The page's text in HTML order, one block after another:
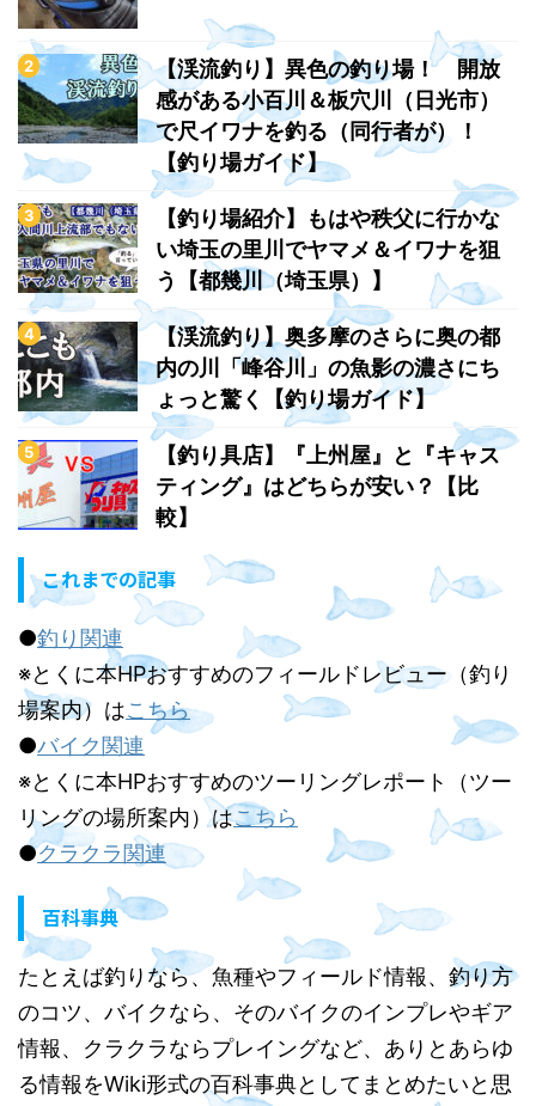
【渓流釣り】異色の釣り場！ 開放
感がある小百川＆板穴川（日光市）
で尺イワナを釣る（同行者が）！
【釣り場ガイド】
【釣り場紹介】もはや秩父に行かな
い埼玉の里川でヤマメ＆イワナを狙
う【都幾川（埼玉県）】
【渓流釣り】奥多摩のさらに奥の都
内の川「峰谷川」の魚影の濃さにち
ょっと驚く【釣り場ガイド】
【釣り具店】『上州屋』と『キャス
ティング』はどちらが安い？【比
較】
これまでの記事
●釣り関連
※とくに本HPおすすめのフィールドレビュー（釣り
場案内）はこちら
●バイク関連
※とくに本HPおすすめのツーリングレポート（ツー
リングの場所案内）はこちら
●クラクラ関連
百科事典
たとえば釣りなら、魚種やフィールド情報、釣り方
のコツ、バイクなら、そのバイクのインプレやギア
情報、クラクラならプレイングなど、ありとあらゆ
る情報をWiki形式の百科事典としてまとめたいと思